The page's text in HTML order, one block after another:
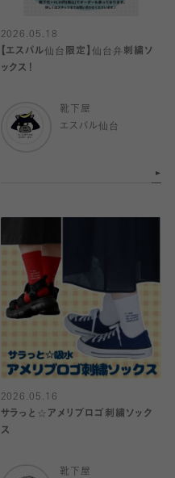
2026.05.18
【エスパル仙台限定】仙台弁刺繍ソ
ックス！
靴下屋
エスパル仙台
2026.05.16
サラっと☆アメリブロゴ刺繍ソック
ス
靴下屋